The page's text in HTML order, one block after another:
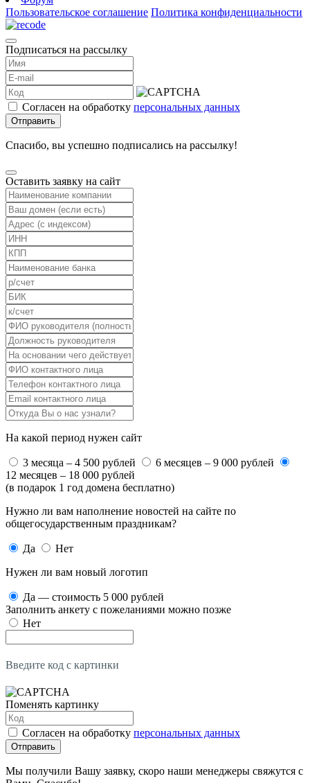
Пользовательское соглашение Политика конфиденциальности
Подписаться на рассылку
Согласен на обработку персональных данных
Отправить
Спасибо, вы успешно подписались на рассылку!
Оставить заявку на сайт
На какой период нужен сайт
3 месяца – 4 500 рублей
6 месяцев – 9 000 рублей
12 месяцев – 18 000 рублей
(в подарок 1 год домена бесплатно)
Нужно ли вам наполнение новостей на сайте по
общегосударственным праздникам?
Да
Нет
Нужен ли вам новый логотип
Да — стоимость 5 000 рублей
Заполнить анкету с пожеланиями можно позже
Нет
Введите код с картинки
Поменять картинку
Согласен на обработку персональных данных
Отправить
Мы получили Вашу заявку, скоро наши менеджеры свяжутся с